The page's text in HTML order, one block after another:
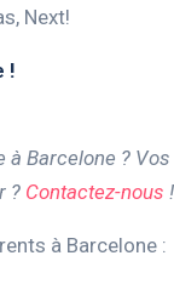
Next!
!
à Barcelone ? Vos
? Contactez-nous !
à Barcelone :